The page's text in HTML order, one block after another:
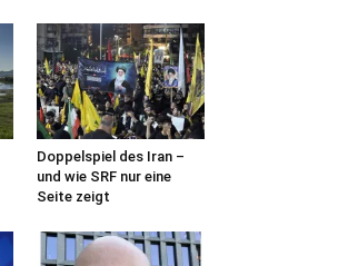
Doppelspiel des Iran –
und wie SRF nur eine
Seite zeigt